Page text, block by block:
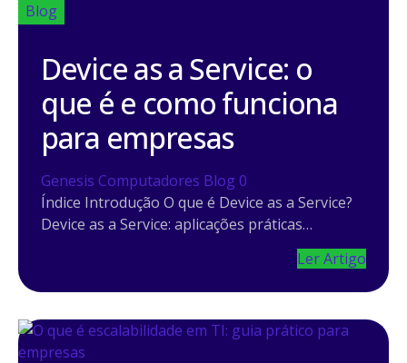
Blog
Device as a Service: o
que é e como funciona
para empresas
Genesis Computadores Blog 0
Índice Introdução O que é Device as a Service?
Device as a Service: aplicações práticas…
Ler Artigo